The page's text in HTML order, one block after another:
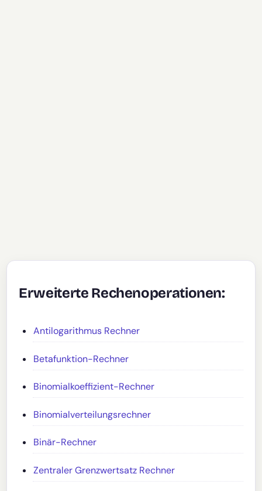
Erweiterte Rechenoperationen:
Antilogarithmus Rechner
Betafunktion-Rechner
Binomialkoeffizient-Rechner
Binomialverteilungsrechner
Binär-Rechner
Zentraler Grenzwertsatz Rechner